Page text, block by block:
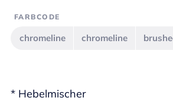
* Hebelmischer
FARBCODE
chromeline chromeline